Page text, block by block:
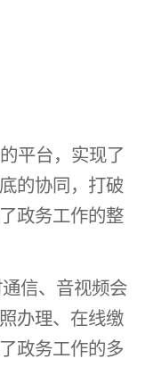
平台，实现了
的协同，打破
政务工作的整
信、音视频会
办理、在线缴
政务工作的多